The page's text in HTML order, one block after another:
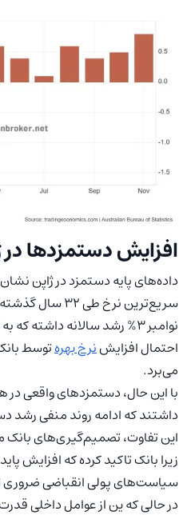
افزایش دستمزدها
داده‌های پایه دستمزد در ژاپن
سریع‌ترین نرخ
نوامبر 3% رشد سالانه
احتمال افزایشنرخ بهره
می‌برد.
داشتند که ادامه روند منفی رشد
این تفاوت، تصمیم‌گیری‌های بانک
زیرا بانک تاکید کرده که افزایش
سیاست‌های پولی انقباضی